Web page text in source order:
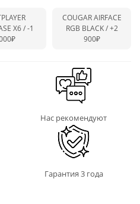
X6 /-1
COUGAR AIRFACE
RGB BLACK /+2
900₽
Нас рекомендуют
Гарантия 3 года